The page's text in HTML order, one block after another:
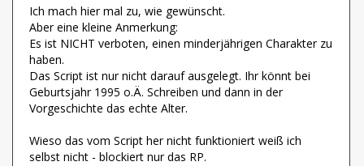
Ich mach hier mal zu, wie gewünscht.
Aber eine kleine Anmerkung:
Es ist NICHT verboten, einen minderjährigen Charakter zu
haben.
Das Script ist nur nicht darauf ausgelegt. Ihr könnt bei
Geburtsjahr 1995 o.Ä. Schreiben und dann in der
Vorgeschichte das echte Alter.
Wieso das vom Script her nicht funktioniert weiß ich
selbst nicht - blockiert nur das RP.